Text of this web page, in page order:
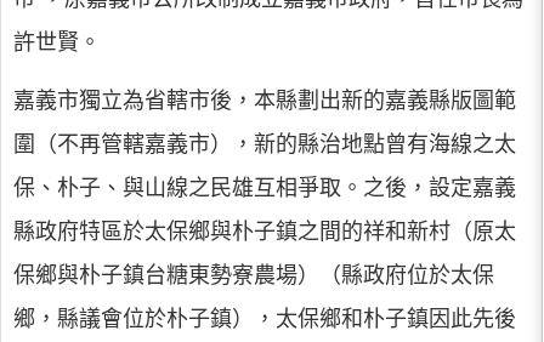
許世賢。
嘉義市獨立為省轄市後，本縣劃出新的嘉義縣版圖範
圍（不再管轄嘉義市），新的縣治地點曾有海線之太
保、朴子、與山線之民雄互相爭取。之後，設定嘉義
縣政府特區於太保鄉與朴子鎮之間的祥和新村（原太
保鄉與朴子鎮台糖東勢寮農場）（縣政府位於太保
鄉，縣議會位於朴子鎮），太保鄉和朴子鎮因此先後